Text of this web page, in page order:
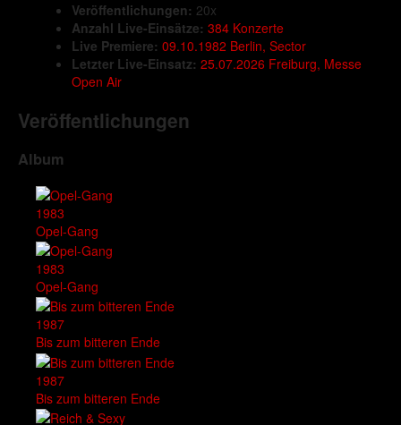
Veröffentlichungen: 20x
Anzahl Live-Einsätze: 384 Konzerte
Live Premiere: 09.10.1982 Berlin, Sector
Letzter Live-Einsatz: 25.07.2026 Freiburg, Messe
Open Air
Veröffentlichungen
Album
1983
Opel-Gang
1983
Opel-Gang
1987
Bis zum bitteren Ende
1987
Bis zum bitteren Ende